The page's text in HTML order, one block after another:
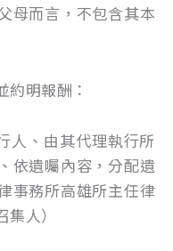
母而言，不包含其本
明報酬：
、由其代理執行所
依遺囑內容，分配遺
事務所高雄所主任律
人）